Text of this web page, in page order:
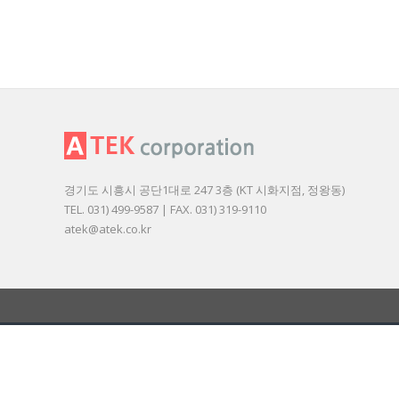
경기도 시흥시 공단1대로 247 3층 (KT 시화지점, 정왕동)
TEL. 031) 499-9587 | FAX. 031) 319-9110
atek@atek.co.kr